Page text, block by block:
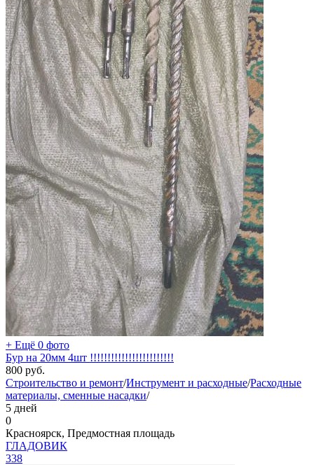
+ Ещё 0 фото
Бур на 20мм 4шт !!!!!!!!!!!!!!!!!!!!!!!!
800 руб.
Строительство и ремонт/Инструмент и расходные/Расходные
материалы, сменные насадки/
5 дней
0
Красноярск, Предмостная площадь
ГЛАДОВИК
338